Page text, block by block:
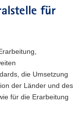
für
die Umsetzung
der Länder und des
für die Erarbeitung